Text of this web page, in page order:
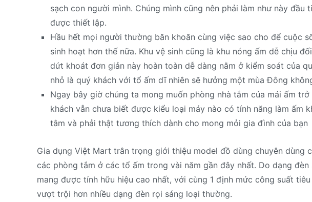
sạch con người mình. Chúng mình cũng nên phải làm như này đầu
được thiết lập.
Hầu hết mọi người thường băn khoăn cùng việc sao cho để cuộc
sinh hoạt hơn thế nữa. Khu vệ sinh cũng là khu nóng ấm dễ chịu
dứt khoát đơn giản này hoàn toàn dễ dàng nằm ở kiểm soát của
nhỏ là quý khách với tổ ấm dĩ nhiên sẽ hưởng một mùa Đông
Ngay bây giờ chúng ta mong muốn phòng nhà tắm của mái ấm
khách vẫn chưa biết được kiểu loại máy nào có tính năng làm ấm
tâm và phải thật tương thích dành cho mong mỏi gia đình của bạn
Gia dụng Việt Mart trân trọng giới thiệu model đồ dùng chuyên dùng
các phòng tắm ở các tổ ấm trong vài năm gần đây nhất. Do dạng
mang được tính hữu hiệu cao nhất, với cùng 1 định mức công suất
vượt trội hơn nhiều dạng đèn rọi sáng loại thường.